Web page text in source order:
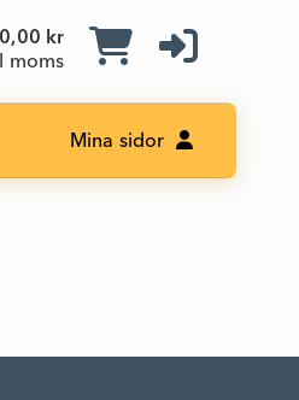
0,00 kr
moms
Mina sidor